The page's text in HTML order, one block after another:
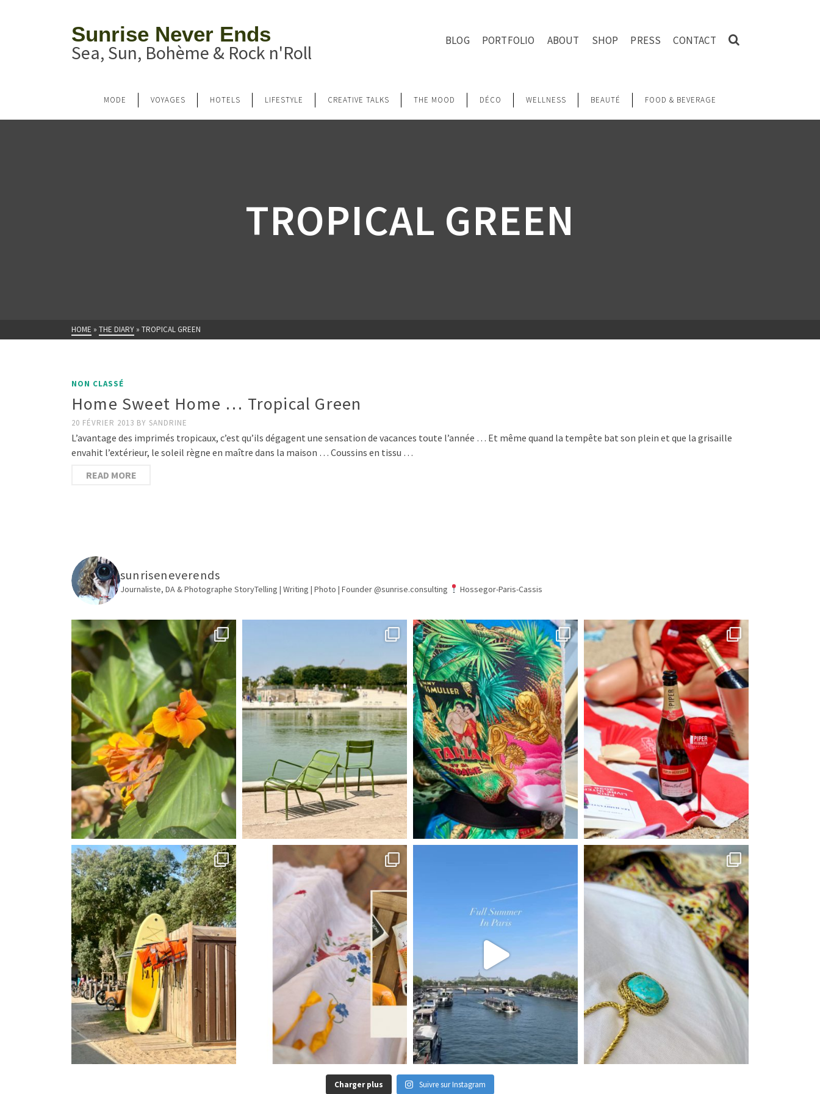
Sunrise Never Ends
Sea, Sun, Bohème & Rock n'Roll
BLOG PORTFOLIO ABOUT SHOP PRESS CONTACT
MODE VOYAGES HOTELS LIFESTYLE CREATIVE TALKS THE MOOD DÉCO WELLNESS BEAUTÉ FOOD & BEVERAGE
TROPICAL GREEN
HOME » THE DIARY » TROPICAL GREEN
NON CLASSÉ
Home Sweet Home … Tropical Green
20 FÉVRIER 2013 BY SANDRINE
L’avantage des imprimés tropicaux, c’est qu’ils dégagent une sensation de vacances toute l’année … Et même quand la tempête bat son plein et que la grisaille
envahit l’extérieur, le soleil règne en maître dans la maison … Coussins en tissu …
READ MORE
sunriseneverends
Journaliste, DA & Photographe StoryTelling | Writing | Photo | Founder @sunrise.consulting Hossegor-Paris-Cassis
Charger plus Suivre sur Instagram